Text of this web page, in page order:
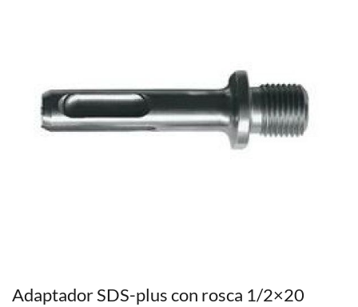
Adaptador SDS-plus con rosca 1/2×20